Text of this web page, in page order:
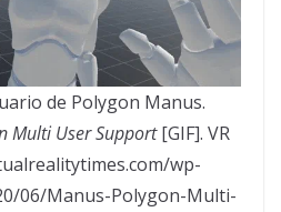
de Polygon Manus.
Multi User Support[GIF]. VR
wp-
06/Manus-Polygon-Multi-